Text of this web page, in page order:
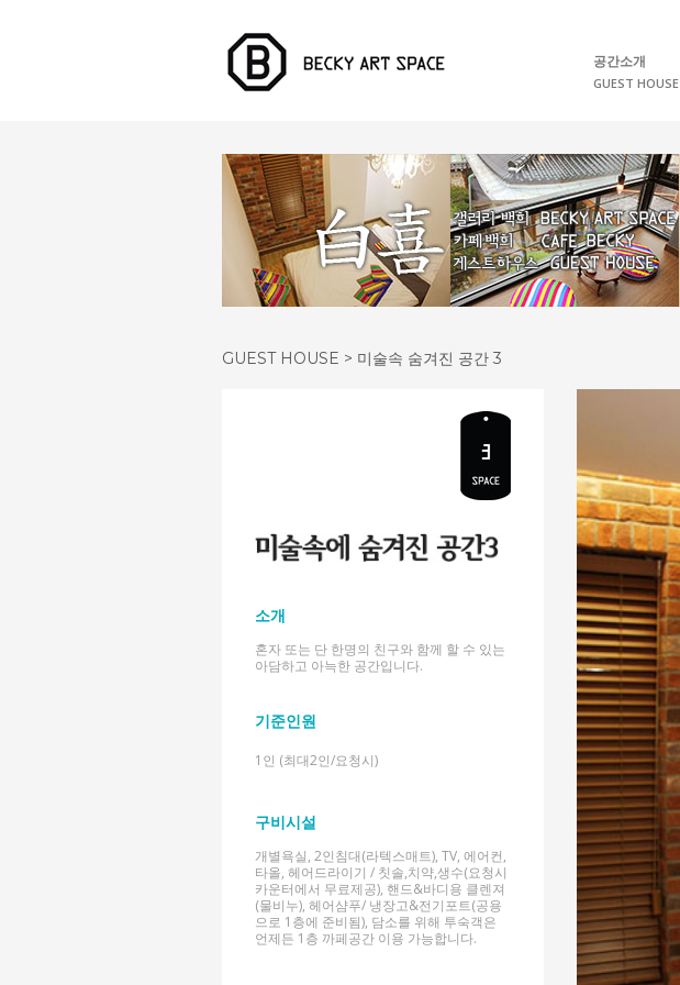
공간소개
GUEST HOUSE
GUEST HOUSE > 미술속 숨겨진 공간 3
소개
혼자 또는 단 한명의 친구와 함께 할 수 있는
아담하고 아늑한 공간입니다.
기준인원
1인 (최대2인/요청시)
구비시설
개별욕실, 2인침대(라텍스매트), TV, 에어컨,
타올, 헤어드라이기 / 칫솔,치약,생수(요청시
카운터에서 무료제공), 핸드&바디용 클렌져
(물비누), 헤어샴푸/ 냉장고&전기포트(공용
으로 1층에 준비됨), 담소를 위해 투숙객은
언제든 1층 까페공간 이용 가능합니다.